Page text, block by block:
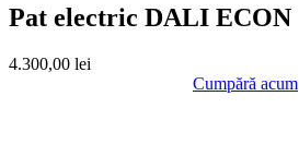
Pat electric DALI ECON
4.300,00 lei
Cumpără acum